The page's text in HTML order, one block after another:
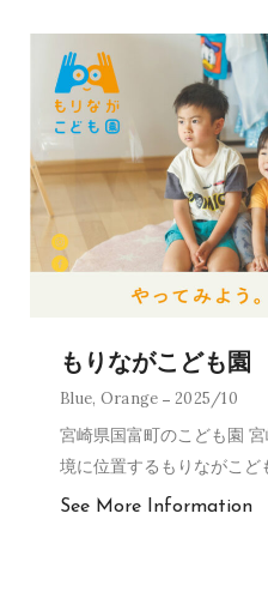
もりながこども園
Blue, Orange 2025/10
宮崎県国富町のこども園
境に位置するもりながこど
See More Information